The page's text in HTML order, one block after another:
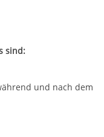
sind:
und nach dem